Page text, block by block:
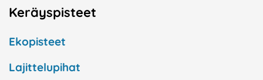
Keräyspisteet
Ekopisteet
Lajittelupihat